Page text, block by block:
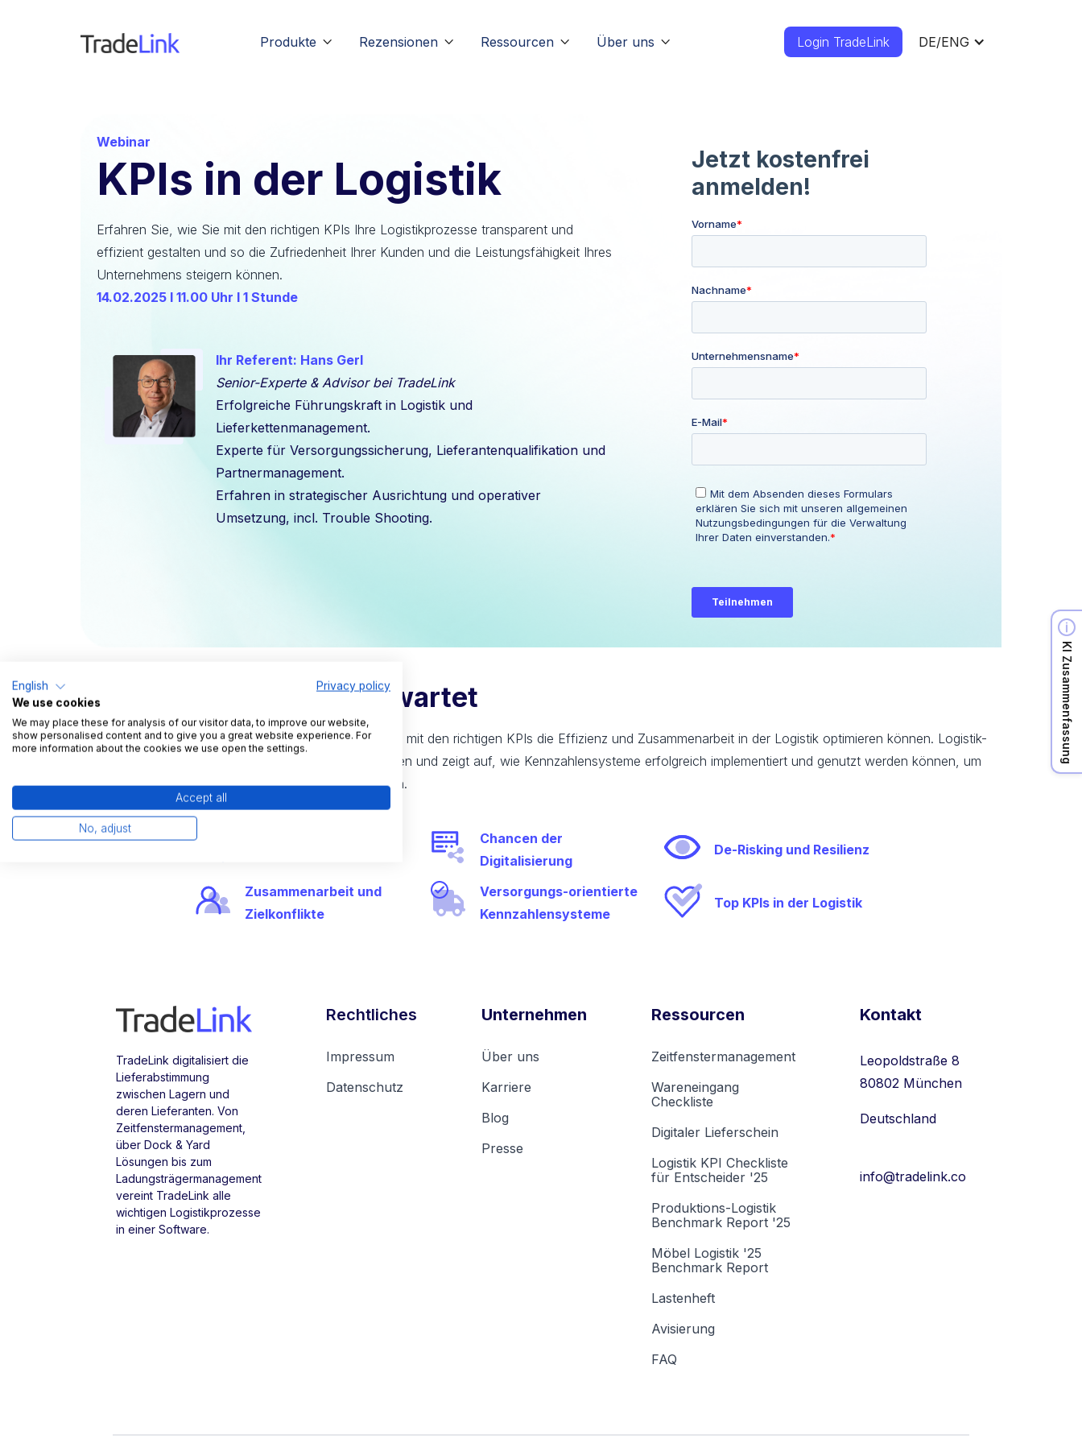
Produkte  Rezensionen  Ressourcen  Über uns  Login TradeLink DE/ENG
Webinar
KPIs in der Logistik
Erfahren Sie, wie Sie mit den richtigen KPIs Ihre Logistikprozesse transparent und
effizient gestalten und so die Zufriedenheit Ihrer Kunden und die Leistungsfähigkeit Ihres
Unternehmens steigern können.
14.02.2025 I 11.00 Uhr I 1 Stunde
Ihr Referent: Hans Gerl
Senior-Experte & Advisor bei TradeLink
Erfolgreiche Führungskraft in Logistik und
Lieferkettenmanagement.
Experte für Versorgungssicherung, Lieferantenqualifikation und
Partnermanagement.
Erfahren in strategischer Ausrichtung und operativer
Umsetzung, incl. Trouble Shooting.
Was Sie im Webinar erwartet
Erfahren Sie in unserem exklusiven Webinar, wie Sie mit den richtigen KPIs die Effizienz und Zusammenarbeit in der Logistik optimieren können. Logistik-
Experte Hans Gerl teilt seine langjährigen Erfahrungen und zeigt auf, wie Kennzahlensysteme erfolgreich implementiert und genutzt werden können, um
die Leistung zu steigern und Zielkonflikte zu meistern.
Chancen der
Digitalisierung
De-Risking und Resilienz
Zusammenarbeit und
Zielkonflikte
Versorgungs-orientierte
Kennzahlensysteme
Top KPIs in der Logistik
TradeLink digitalisiert die
Lieferabstimmung
zwischen Lagern und
deren Lieferanten. Von
Zeitfenstermanagement,
über Dock & Yard
Lösungen bis zum
Ladungsträgermanagement
vereint TradeLink alle
wichtigen Logistikprozesse
in einer Software.
Rechtliches
Impressum
Datenschutz
Unternehmen
Über uns
Karriere
Blog
Presse
Ressourcen
Zeitfenstermanagement
Wareneingang
Checkliste
Digitaler Lieferschein
Logistik KPI Checkliste
für Entscheider '25
Produktions-Logistik
Benchmark Report '25
Möbel Logistik '25
Benchmark Report
Lastenheft
Avisierung
FAQ
Kontakt
Leopoldstraße 8
80802 München
Deutschland
info@tradelink.co
KI Zusammenfassung
English
Privacy policy
We use cookies
We may place these for analysis of our visitor data, to improve our website,
show personalised content and to give you a great website experience. For
more information about the cookies we use open the settings.
Accept all
No, adjust